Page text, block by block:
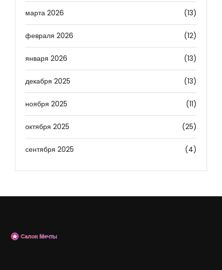
марта 2026 (13)
февраля 2026 (12)
января 2026 (13)
декабря 2025 (13)
ноября 2025 (11)
октября 2025 (25)
сентября 2025 (4)